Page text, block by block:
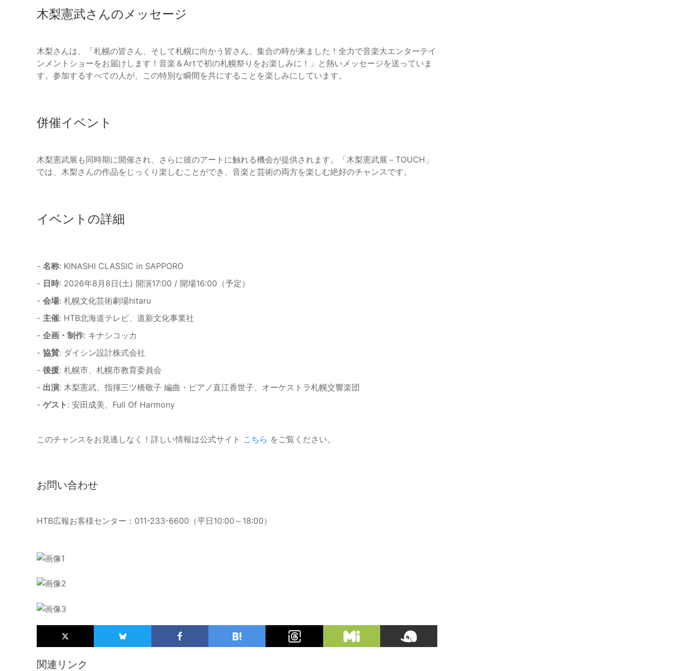
木梨憲武さんのメッセージ
木梨さんは、「札幌の皆さん、そして札幌に向かう皆さん、集合の時が来ました！全力で音楽大エンターテイ
ンメントショーをお届けします！音楽＆Artで初の札幌祭りをお楽しみに！」と熱いメッセージを送っていま
す。参加するすべての人が、この特別な瞬間を共にすることを楽しみにしています。
併催イベント
木梨憲武展も同時期に開催され、さらに彼のアートに触れる機会が提供されます。「木梨憲武展－TOUCH」
では、木梨さんの作品をじっくり楽しむことができ、音楽と芸術の両方を楽しむ絶好のチャンスです。
イベントの詳細
- 名称: KINASHI CLASSIC in SAPPORO
- 日時: 2026年8月8日(土) 開演17:00 / 開場16:00（予定）
- 会場: 札幌文化芸術劇場hitaru
- 主催: HTB北海道テレビ、道新文化事業社
- 企画・制作: キナシコッカ
- 協賛: ダイシン設計株式会社
- 後援: 札幌市、札幌市教育委員会
- 出演: 木梨憲武、指揮三ツ橋敬子 編曲・ピアノ直江香世子、オーケストラ札幌交響楽団
- ゲスト : 安田成美、Full Of Harmony
このチャンスをお見逃しなく！詳しい情報は公式サイト こちら をご覧ください。
お問い合わせ
HTB広報お客様センター：011-233-6600（平日10:00～18:00）
関連リンク